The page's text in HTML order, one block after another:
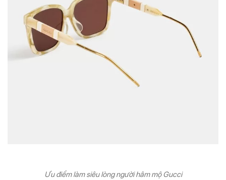
Ưu điểm làm siêu lòng người hâm mộ Gucci